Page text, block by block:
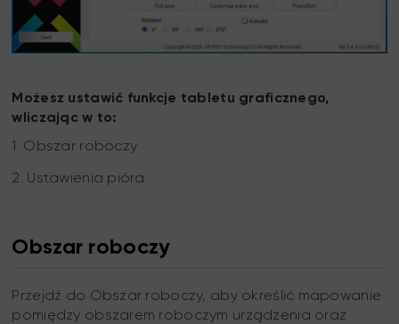
Możesz ustawić funkcje tabletu graficznego,
wliczając w to:
1. Obszar roboczy
2. Ustawienia pióra
Obszar roboczy
Przejdź do Obszar roboczy, aby określić mapowanie
pomiędzy obszarem roboczym urządzenia oraz